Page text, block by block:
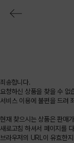
죄송합니다.
요청하신 상품을 찾을 수 없
서비스 이용에 불편을 드려
현재 찾으시는 상품은 판매
새로고침 하셔서 페이지를
브라우저의 URL이 유효한